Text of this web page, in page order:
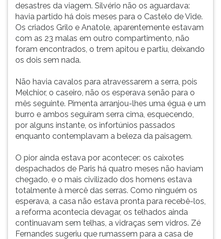
desastres da viagem. Silvério não os aguardava:
havia partido há dois meses para o Castelo de Vide.
Os criados Grilo e Anatole, aparentemente estavam
com as 23 malas em outro compartimento, não
foram encontrados, o trem apitou e partiu, deixando
os dois sem nada.
Não havia cavalos para atravessarem a serra, pois
Melchior, o caseiro, não os esperava senão para o
mês seguinte. Pimenta arranjou-lhes uma égua e um
burro e ambos seguiram serra cima, esquecendo,
por alguns instante, os infortúnios passados
enquanto contemplavam a beleza da paisagem.
O pior ainda estava por acontecer: os caixotes
despachados de Paris há quatro meses não haviam
chegado, e o mais civilizado dos homens estava
totalmente à mercê das serras. Como ninguém os
esperava, a casa não estava pronta para recebê-los,
a reforma acontecia devagar, os telhados ainda
continuavam sem telhas, a vidraças sem vidros. Zé
Fernandes sugeriu que rumassem para a casa de